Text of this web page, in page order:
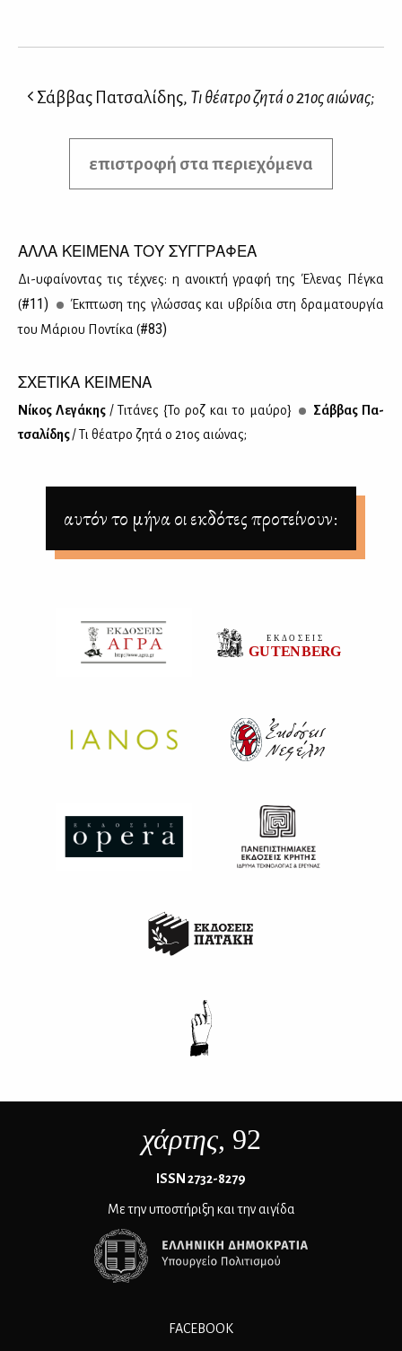
Σάββας Πατσαλίδης, Τι θέατρο ζητά ο 21ος αιώνας;
επιστροφή στα περιεχόμενα
ΑΛΛΑ ΚΕΙΜΕΝΑ ΤΟΥ ΣΥΓΓΡΑΦΕΑ
Δι-υφαί­νο­ντας τις τέ­χνες: η ανοι­κτή γρα­φή της Έλε­νας Πέ­γκα
(#11)
Έκ­πτω­ση της γλώσ­σας και υβρί­δια στη δρα­μα­τουρ­γία
του Μά­ριου Πο­ντί­κα (#83)
ΣΧΕΤΙΚΑ ΚΕΙΜΕΝΑ
Νί­κος Λε­γά­κης / Τι­τά­νες {Το ροζ και το μαύ­ρο}
Σάβ­βας Πα­
τσα­λί­δης/ Τι θέ­α­τρο ζη­τά ο 21ος αιώ­νας;
αυτόν το μήνα οι εκδότες προτείνουν:
χάρτης, 92
ΙSSN 2732-8279
Με την υποστήριξη και την αιγίδα
FACEBOOK